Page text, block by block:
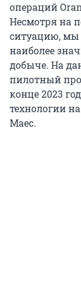
операций
Несмотря на
ситуацию, мы
наиболее
добыче. На
пилотный
конце 2023
технологии
Маес.